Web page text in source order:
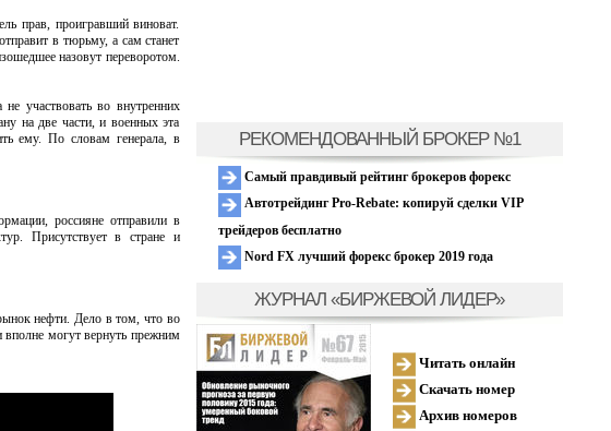
прав, проигравший виноват.
в тюрьму, а сам станет
назовут переворотом.
участвовать во внутренних
на две части, и военных эта
ему. По словам генерала, в
россияне отправили в
Присутствует в стране и
нефти. Дело в том, что во
вполне могут вернуть прежним
РЕКОМЕНДОВАННЫЙ БРОКЕР №1
Самый правдивый рейтинг брокеров форекс
Автотрейдинг Pro-Rebate: копируй сделки VIP
трейдеров бесплатно
Nord FX лучший форекс брокер 2019 года
ЖУРНАЛ «БИРЖЕВОЙ ЛИДЕР»
Читать онлайн
Скачать номер
Архив номеров